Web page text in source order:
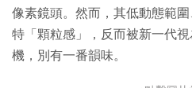
像素鏡頭。然而，其低動態範
特「顆粒感」，反而被新一代
機，別有一番韻味。